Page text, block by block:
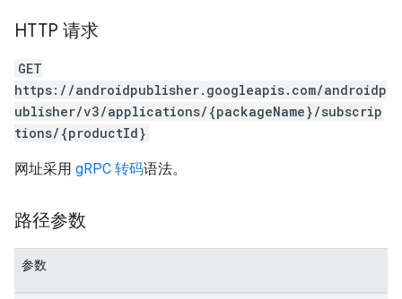
HTTP 请求
GET
https://androidpublisher.googleapis.com/androidp
ublisher/v3/applications/{packageName}/subscrip
tions/{productId}
网址采用 gRPC 转码语法。
路径参数
参数